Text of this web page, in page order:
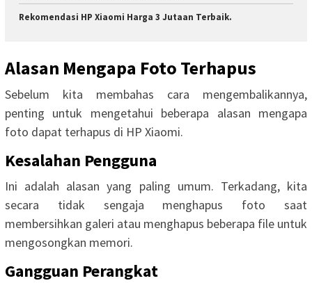
Rekomendasi HP Xiaomi Harga 3 Jutaan Terbaik.
Alasan Mengapa Foto Terhapus
Sebelum kita membahas cara mengembalikannya,
penting untuk mengetahui beberapa alasan mengapa
foto dapat terhapus di HP Xiaomi.
Kesalahan Pengguna
Ini adalah alasan yang paling umum. Terkadang, kita
secara tidak sengaja menghapus foto saat
membersihkan galeri atau menghapus beberapa file untuk
mengosongkan memori.
Gangguan Perangkat